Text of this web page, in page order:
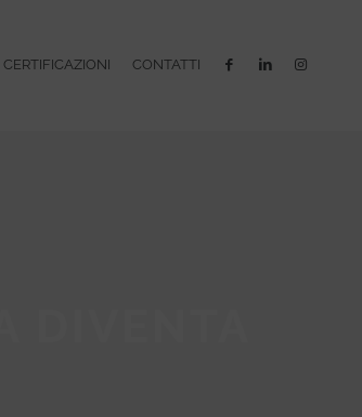
CERTIFICAZIONI CONTATTI